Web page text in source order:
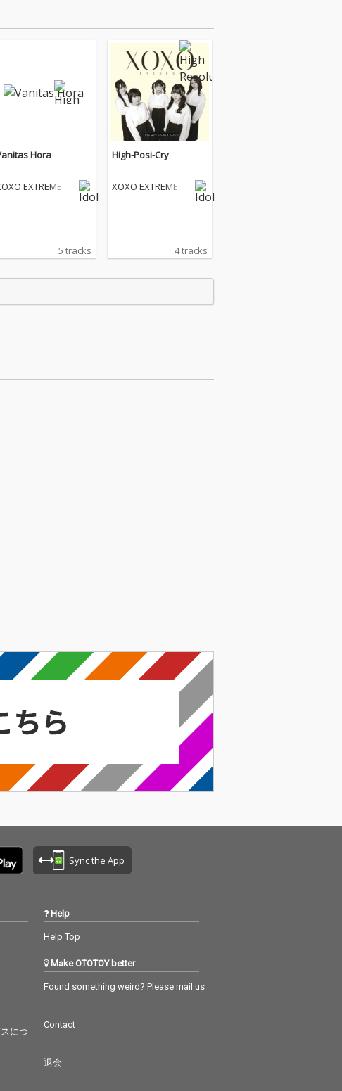
Hora
EXTREME
5 tracks
High-Posi-Cry
XOXO EXTREME
4 tracks
Sync the App
につ
Help
Help Top
Make OTOTOY better
Found something weird? Please mail us
Contact
退会